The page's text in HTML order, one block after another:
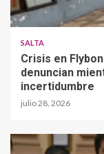
SALTA
Crisis en
denuncian
incertidumbre
julio 28, 2026